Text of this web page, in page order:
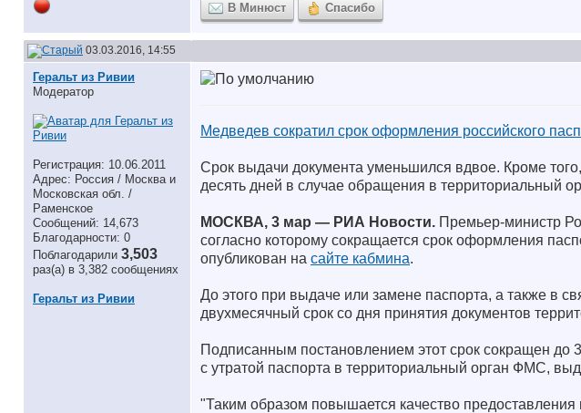
В Минюст Спасибо
03.03.2016, 14:55
Геральт из Ривии
Модератор
Регистрация: 10.06.2011
Адрес: Россия / Москва и
Московская обл. /
Раменское
Сообщений: 14,673
Благодарности: 0
Поблагодарили 3,503
раз(а) в 3,382 сообщениях
Геральт из Ривии
Медведев сократил срок оформления российского
Срок выдачи документа уменьшился вдвое. Кроме
десять дней в случае обращения в территориальный
МОСКВА, 3 мар — РИА Новости. Премьер-министр
согласно которому сокращается срок оформления
опубликован на сайте кабмина.
До этого при выдаче или замене паспорта, а также в
двухмесячный срок со дня принятия документов
Подписанным постановлением этот срок сокращен до
с утратой паспорта в территориальный орган ФМС,
"Таким образом повышается качество